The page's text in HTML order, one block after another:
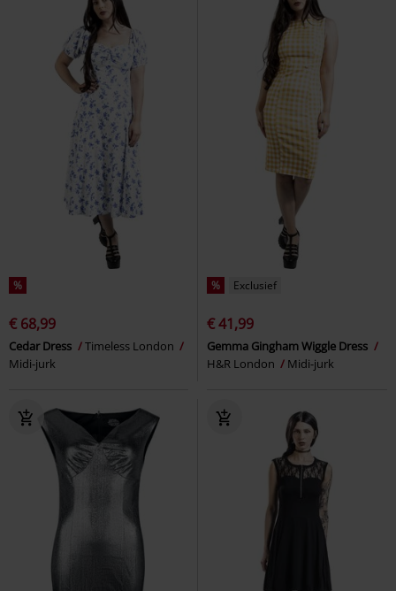
%
€ 68,99
Cedar Dress
Timeless London
Midi-jurk
% Exclusief
€ 41,99
Gemma Gingham Wiggle Dress
H&R London
Midi-jurk